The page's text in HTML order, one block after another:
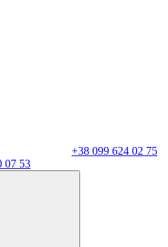
+38 099 624 02 75
07 53